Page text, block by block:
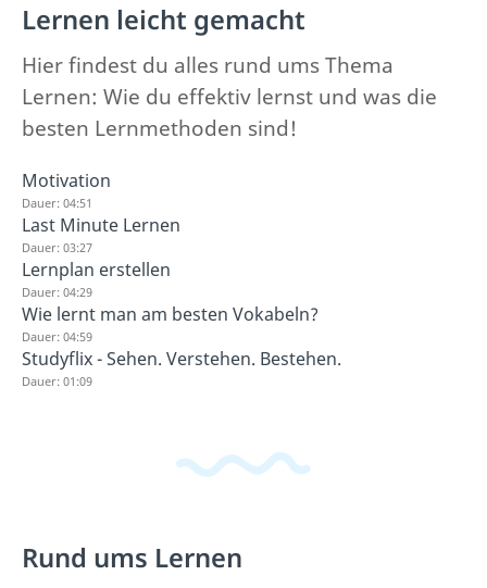
Lernen leicht gemacht
Hier findest du alles rund ums Thema
Lernen: Wie du effektiv lernst und was die
besten Lernmethoden sind!
Motivation
Dauer: 04:51
Last Minute Lernen
Dauer: 03:27
Lernplan erstellen
Dauer: 04:29
Wie lernt man am besten Vokabeln?
Dauer: 04:59
Studyflix - Sehen. Verstehen. Bestehen.
Dauer: 01:09
Rund ums Lernen